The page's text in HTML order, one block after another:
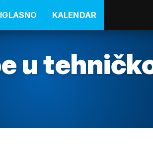
KALENDAR
u